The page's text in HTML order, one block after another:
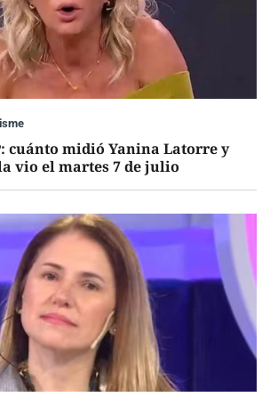
cuánto midió Yanina Latorre y
vio el martes 7 de julio